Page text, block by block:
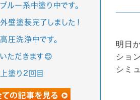
明日
ショ
シミ
ブルー系中塗り中です。
外壁塗装完了しました！
高圧洗浄中です。
いただきます😊
上塗り2回目